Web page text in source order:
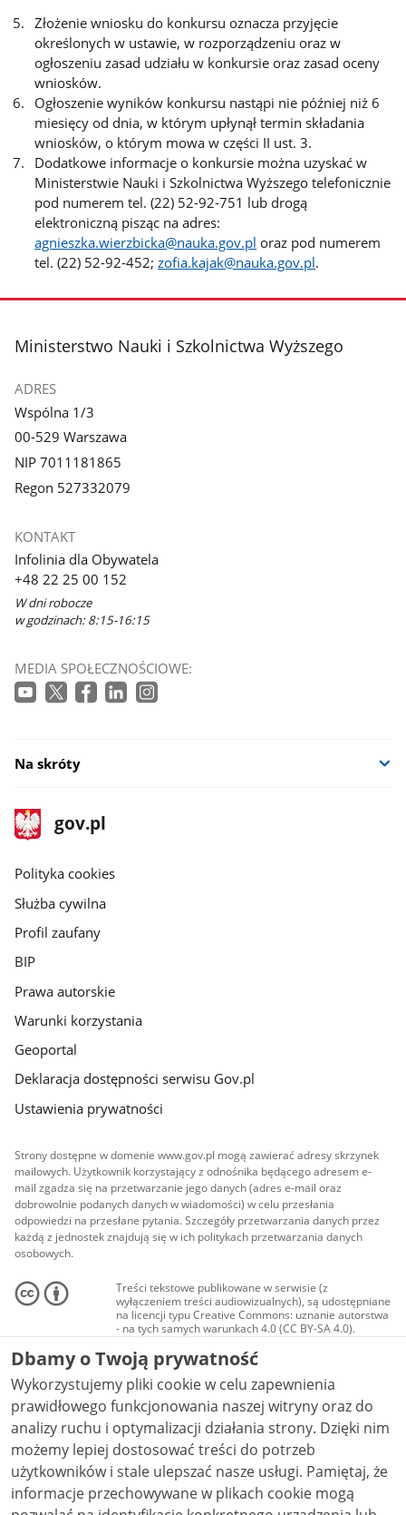
Złożenie wniosku do konkursu oznacza przyjęcie
określonych w ustawie, w rozporządzeniu oraz w
ogłoszeniu zasad udziału w konkursie oraz zasad oceny
wniosków.
Ogłoszenie wyników konkursu nastąpi nie później niż 6
miesięcy od dnia, w którym upłynął termin składania
wniosków, o którym mowa w części II ust. 3.
Dodatkowe informacje o konkursie można uzyskać w
Ministerstwie Nauki i Szkolnictwa Wyższego telefonicznie
pod numerem tel. (22) 52-92-751 lub drogą
elektroniczną pisząc na adres:
agnieszka.wierzbicka@nauka.gov.pl oraz pod numerem
tel. (22) 52-92-452;zofia.kajak@nauka.gov.pl.
stopka
Ministerstwo Nauki i Szkolnictwa Wyższego
ADRES
Wspólna 1/3
00-529 Warszawa
NIP 7011181865
Regon 527332079
KONTAKT
Infolinia dla Obywatela
+48 22 25 00 152
W dni robocze
w godzinach: 8:15-16:15
MEDIA SPOŁECZNOŚCIOWE:
Na skróty
stopka
gov.pl
Strona
gov.pl
gov.pl
Polityka cookies
Służba cywilna
Profil zaufany
BIP
Prawa autorskie
Warunki korzystania
Geoportal
Deklaracja dostępności serwisu Gov.pl
Ustawienia prywatności
Strony dostępne w domenie www.gov.pl mogą zawierać adresy skrzynek
mailowych. Użytkownik korzystający z odnośnika będącego adresem e-
mail zgadza się na przetwarzanie jego danych (adres e-mail oraz
dobrowolnie podanych danych w wiadomości) w celu przesłania
odpowiedzi na przesłane pytania. Szczegóły przetwarzania danych przez
każdą z jednostek znajdują się w ich politykach przetwarzania danych
osobowych.
Treści tekstowe publikowane w serwisie (z
wyłączeniem treści audiowizualnych), są udostępniane
na licencji typu Creative Commons: uznanie autorstwa
- na tych samych warunkach 4.0 (CC BY-SA 4.0).
Materiały audiowizualne, w tym zdjęcia, materiały
audio i wideo, są udostępniane na licencji typu
Creative Commons: uznanie autorstwa użycie
niekomercyjne - bez utworów zależnych 4.0 (CC BY-
NC-ND 4.0), o ile nie jest to stwierdzone inaczej.
Dbamy o Twoją prywatność
Wykorzystujemy pliki cookie w celu zapewnienia
prawidłowego funkcjonowania naszej witryny oraz do
analizy ruchu i optymalizacji działania strony. Dzięki nim
możemy lepiej dostosować treści do potrzeb
użytkowników i stale ulepszać nasze usługi. Pamiętaj, że
informacje przechowywane w plikach cookie mogą